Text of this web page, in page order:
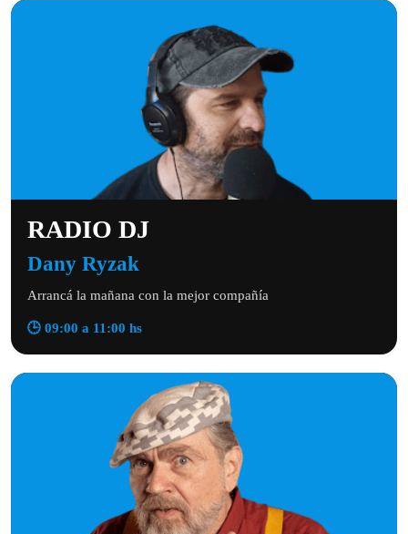
RADIO DJ
Dany Ryzak
Arrancá la mañana con la mejor compañía
🕒 09:00 a 11:00 hs